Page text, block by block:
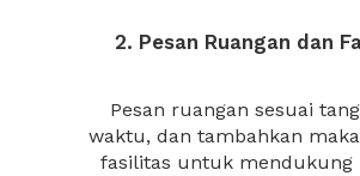
2. Pesan Ruangan dan
Pesan ruangan sesuai
waktu, dan tambahkan
fasilitas untuk mendukung